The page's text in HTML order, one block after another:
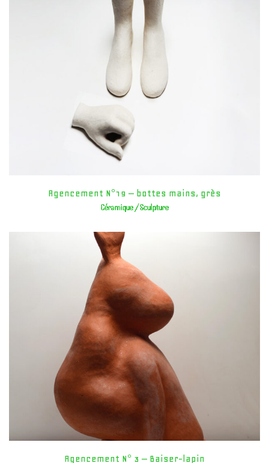
Agencement N°19 – bottes mains, grès
Céramique / Sculpture
Agencement N° 3 – Baiser-lapin